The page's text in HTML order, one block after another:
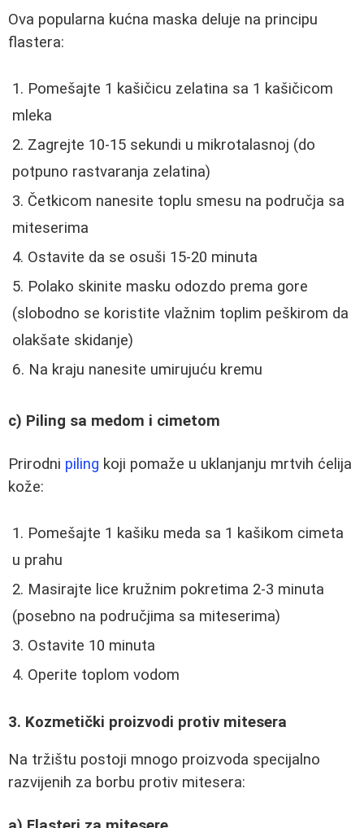
Ova popularna kućna maska deluje na principu
flastera:
Pomešajte 1 kašičicu zelatina sa 1 kašičicom
mleka
Zagrejte 10-15 sekundi u mikrotalasnoj (do
potpuno rastvaranja zelatina)
Četkicom nanesite toplu smesu na područja sa
miteserima
Ostavite da se osuši 15-20 minuta
Polako skinite masku odozdo prema gore
(slobodno se koristite vlažnim toplim peškirom da
olakšate skidanje)
Na kraju nanesite umirujuću kremu
c) Piling sa medom i cimetom
Prirodni piling koji pomaže u uklanjanju mrtvih ćelija
kože:
Pomešajte 1 kašiku meda sa 1 kašikom cimeta
u prahu
Masirajte lice kružnim pokretima 2-3 minuta
(posebno na područjima sa miteserima)
Ostavite 10 minuta
Operite toplom vodom
3. Kozmetički proizvodi protiv mitesera
Na tržištu postoji mnogo proizvoda specijalno
razvijenih za borbu protiv mitesera: